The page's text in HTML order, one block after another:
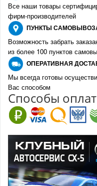
Все наши товары
фирм-производителей
ПУНКТЫ
Возможность забрать
из более 100 пунктов
ОПЕРАТИВНАЯ
Мы всегда готовы
Вас способом
Способы